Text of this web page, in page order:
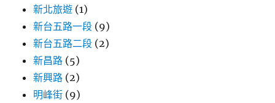
新北旅遊 (1)
新台五路一段 (9)
新台五路二段 (2)
新昌路 (5)
新興路 (2)
明峰街 (9)